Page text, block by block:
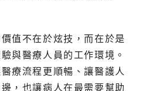
值不在於炫技，而在於是
與醫療人員的工作環境。
療流程更順暢、讓醫護人
，也讓病人在最需要幫助